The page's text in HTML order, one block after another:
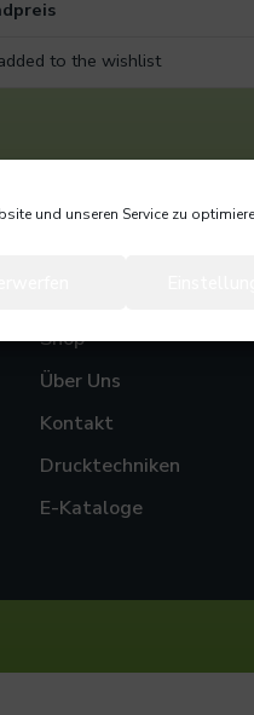
und unseren Service zu
to the wishlist
Shop
Über Uns
Kontakt
Drucktechniken
E-Kataloge